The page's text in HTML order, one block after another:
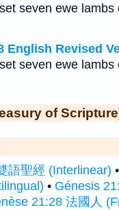
seven ewe lambs
English Revised
seven ewe lambs
of
語聖經 (Interlinear) •
• Génesis
21:28 法國人